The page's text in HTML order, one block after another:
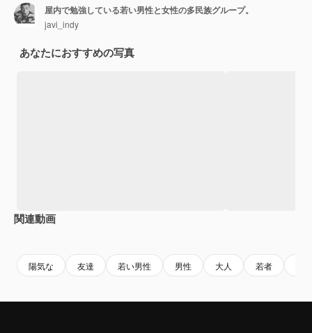
屋内で勉強している若い男性と女性の多民族グループ。
javi_indy
あなたにおすすめの写真
関連動画
陽気な 友達 若い男性 男性 大人 若者